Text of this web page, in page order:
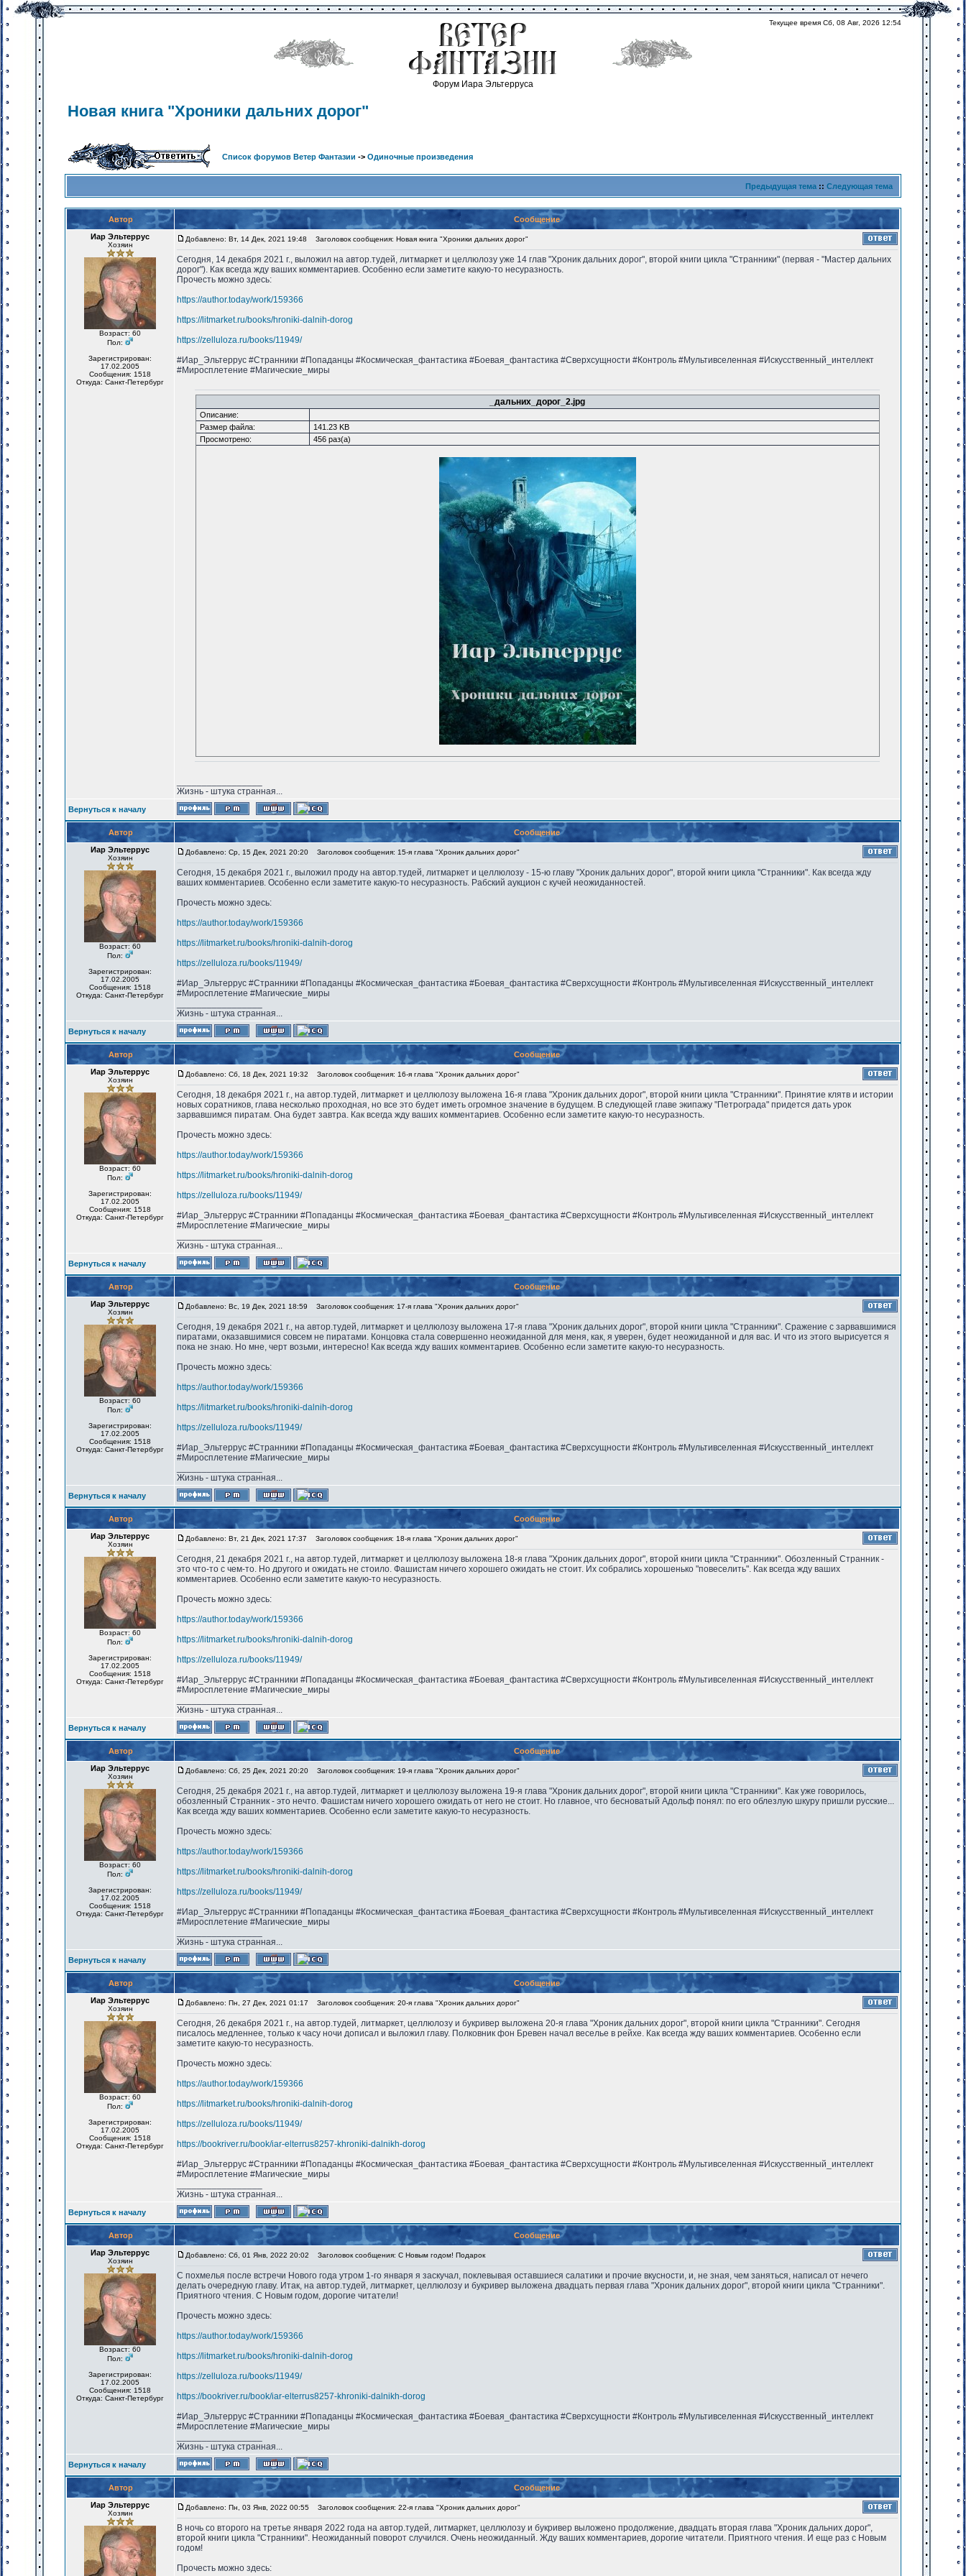
Форум Иара Эльтерруса
Текущее время Сб, 08 Авг, 2026 12:54
Новая книга "Хроники дальних дорог"
Список форумов Ветер Фантазии -> Одиночные произведения
Предыдущая тема :: Следующая тема
Автор
Сообщение
Иар Эльтеррус
Хозяин
Возраст: 60
Пол:
Зарегистрирован:
17.02.2005
Сообщения: 1518
Откуда: Санкт-Петербург
Добавлено: Вт, 14 Дек, 2021 19:48 Заголовок сообщения: Новая книга "Хроники дальних дорог"
Сегодня, 14 декабря 2021 г., выложил на автор.тудей, литмаркет и целлюлозу уже 14 глав "Хроник дальних дорог", второй книги цикла "Странники" (первая - "Мастер дальних
дорог"). Как всегда жду ваших комментариев. Особенно если заметите какую-то несуразность.
Прочесть можно здесь:
https://author.today/work/159366
https://litmarket.ru/books/hroniki-dalnih-dorog
https://zelluloza.ru/books/11949/
#Иар_Эльтеррус #Странники #Попаданцы #Космическая_фантастика #Боевая_фантастика #Сверхсущности #Контроль #Мультивселенная #Искусственный_интеллект
#Миросплетение #Магические_миры
_дальних_дорог_2.jpg
Описание:
Размер файла:
141.23 KB
Просмотрено:
456 раз(а)
Жизнь - штука странная...
Вернуться к началу
Автор
Сообщение
Иар Эльтеррус
Хозяин
Возраст: 60
Пол:
Зарегистрирован:
17.02.2005
Сообщения: 1518
Откуда: Санкт-Петербург
Добавлено: Ср, 15 Дек, 2021 20:20 Заголовок сообщения: 15-я глава "Хроник дальних дорог"
Сегодня, 15 декабря 2021 г., выложил проду на автор.тудей, литмаркет и целлюлозу - 15-ю главу "Хроник дальних дорог", второй книги цикла "Странники". Как всегда жду
ваших комментариев. Особенно если заметите какую-то несуразность. Рабский аукцион с кучей неожиданностей.
Прочесть можно здесь:
https://author.today/work/159366
https://litmarket.ru/books/hroniki-dalnih-dorog
https://zelluloza.ru/books/11949/
#Иар_Эльтеррус #Странники #Попаданцы #Космическая_фантастика #Боевая_фантастика #Сверхсущности #Контроль #Мультивселенная #Искусственный_интеллект
#Миросплетение #Магические_миры
Жизнь - штука странная...
Вернуться к началу
Автор
Сообщение
Иар Эльтеррус
Хозяин
Возраст: 60
Пол:
Зарегистрирован:
17.02.2005
Сообщения: 1518
Откуда: Санкт-Петербург
Добавлено: Сб, 18 Дек, 2021 19:32 Заголовок сообщения: 16-я глава "Хроник дальних дорог"
Сегодня, 18 декабря 2021 г., на автор.тудей, литмаркет и целлюлозу выложена 16-я глава "Хроник дальних дорог", второй книги цикла "Странники". Принятие клятв и истории
новых соратников, глава несколько проходная, но все это будет иметь огромное значение в будущем. В следующей главе экипажу "Петрограда" придется дать урок
зарвавшимся пиратам. Она будет завтра. Как всегда жду ваших комментариев. Особенно если заметите какую-то несуразность.
Прочесть можно здесь:
https://author.today/work/159366
https://litmarket.ru/books/hroniki-dalnih-dorog
https://zelluloza.ru/books/11949/
#Иар_Эльтеррус #Странники #Попаданцы #Космическая_фантастика #Боевая_фантастика #Сверхсущности #Контроль #Мультивселенная #Искусственный_интеллект
#Миросплетение #Магические_миры
Жизнь - штука странная...
Вернуться к началу
Автор
Сообщение
Иар Эльтеррус
Хозяин
Возраст: 60
Пол:
Зарегистрирован:
17.02.2005
Сообщения: 1518
Откуда: Санкт-Петербург
Добавлено: Вс, 19 Дек, 2021 18:59 Заголовок сообщения: 17-я глава "Хроник дальних дорог"
Сегодня, 19 декабря 2021 г., на автор.тудей, литмаркет и целлюлозу выложена 17-я глава "Хроник дальних дорог", второй книги цикла "Странники". Сражение с зарвавшимися
пиратами, оказавшимися совсем не пиратами. Концовка стала совершенно неожиданной для меня, как, я уверен, будет неожиданной и для вас. И что из этого вырисуется я
пока не знаю. Но мне, черт возьми, интересно! Как всегда жду ваших комментариев. Особенно если заметите какую-то несуразность.
Прочесть можно здесь:
https://author.today/work/159366
https://litmarket.ru/books/hroniki-dalnih-dorog
https://zelluloza.ru/books/11949/
#Иар_Эльтеррус #Странники #Попаданцы #Космическая_фантастика #Боевая_фантастика #Сверхсущности #Контроль #Мультивселенная #Искусственный_интеллект
#Миросплетение #Магические_миры
Жизнь - штука странная...
Вернуться к началу
Автор
Сообщение
Иар Эльтеррус
Хозяин
Возраст: 60
Пол:
Зарегистрирован:
17.02.2005
Сообщения: 1518
Откуда: Санкт-Петербург
Добавлено: Вт, 21 Дек, 2021 17:37 Заголовок сообщения: 18-я глава "Хроник дальних дорог"
Сегодня, 21 декабря 2021 г., на автор.тудей, литмаркет и целлюлозу выложена 18-я глава "Хроник дальних дорог", второй книги цикла "Странники". Обозленный Странник -
это что-то с чем-то. Но другого и ожидать не стоило. Фашистам ничего хорошего ожидать не стоит. Их собрались хорошенько "повеселить". Как всегда жду ваших
комментариев. Особенно если заметите какую-то несуразность.
Прочесть можно здесь:
https://author.today/work/159366
https://litmarket.ru/books/hroniki-dalnih-dorog
https://zelluloza.ru/books/11949/
#Иар_Эльтеррус #Странники #Попаданцы #Космическая_фантастика #Боевая_фантастика #Сверхсущности #Контроль #Мультивселенная #Искусственный_интеллект
#Миросплетение #Магические_миры
Жизнь - штука странная...
Вернуться к началу
Автор
Сообщение
Иар Эльтеррус
Хозяин
Возраст: 60
Пол:
Зарегистрирован:
17.02.2005
Сообщения: 1518
Откуда: Санкт-Петербург
Добавлено: Сб, 25 Дек, 2021 20:20 Заголовок сообщения: 19-я глава "Хроник дальних дорог"
Сегодня, 25 декабря 2021 г., на автор.тудей, литмаркет и целлюлозу выложена 19-я глава "Хроник дальних дорог", второй книги цикла "Странники". Как уже говорилось,
обозленный Странник - это нечто. Фашистам ничего хорошего ожидать от него не стоит. Но главное, что бесноватый Адольф понял: по его облезлую шкуру пришли русские...
Как всегда жду ваших комментариев. Особенно если заметите какую-то несуразность.
Прочесть можно здесь:
https://author.today/work/159366
https://litmarket.ru/books/hroniki-dalnih-dorog
https://zelluloza.ru/books/11949/
#Иар_Эльтеррус #Странники #Попаданцы #Космическая_фантастика #Боевая_фантастика #Сверхсущности #Контроль #Мультивселенная #Искусственный_интеллект
#Миросплетение #Магические_миры
Жизнь - штука странная...
Вернуться к началу
Автор
Сообщение
Иар Эльтеррус
Хозяин
Возраст: 60
Пол:
Зарегистрирован:
17.02.2005
Сообщения: 1518
Откуда: Санкт-Петербург
Добавлено: Пн, 27 Дек, 2021 01:17 Заголовок сообщения: 20-я глава "Хроник дальних дорог"
Сегодня, 26 декабря 2021 г., на автор.тудей, литмаркет, целлюлозу и букривер выложена 20-я глава "Хроник дальних дорог", второй книги цикла "Странники". Сегодня
писалось медленнее, только к часу ночи дописал и выложил главу. Полковник фон Бревен начал веселье в рейхе. Как всегда жду ваших комментариев. Особенно если
заметите какую-то несуразность.
Прочесть можно здесь:
https://author.today/work/159366
https://litmarket.ru/books/hroniki-dalnih-dorog
https://zelluloza.ru/books/11949/
https://bookriver.ru/book/iar-elterrus8257-khroniki-dalnikh-dorog
#Иар_Эльтеррус #Странники #Попаданцы #Космическая_фантастика #Боевая_фантастика #Сверхсущности #Контроль #Мультивселенная #Искусственный_интеллект
#Миросплетение #Магические_миры
Жизнь - штука странная...
Вернуться к началу
Автор
Сообщение
Иар Эльтеррус
Хозяин
Возраст: 60
Пол:
Зарегистрирован:
17.02.2005
Сообщения: 1518
Откуда: Санкт-Петербург
Добавлено: Сб, 01 Янв, 2022 20:02 Заголовок сообщения: С Новым годом! Подарок
С похмелья после встречи Нового года утром 1-го января я заскучал, поклевывая оставшиеся салатики и прочие вкусности, и, не зная, чем заняться, написал от нечего
делать очередную главу. Итак, на автор.тудей, литмаркет, целлюлозу и букривер выложена двадцать первая глава "Хроник дальних дорог", второй книги цикла "Странники".
Приятного чтения. С Новым годом, дорогие читатели!
Прочесть можно здесь:
https://author.today/work/159366
https://litmarket.ru/books/hroniki-dalnih-dorog
https://zelluloza.ru/books/11949/
https://bookriver.ru/book/iar-elterrus8257-khroniki-dalnikh-dorog
#Иар_Эльтеррус #Странники #Попаданцы #Космическая_фантастика #Боевая_фантастика #Сверхсущности #Контроль #Мультивселенная #Искусственный_интеллект
#Миросплетение #Магические_миры
Жизнь - штука странная...
Вернуться к началу
Автор
Сообщение
Иар Эльтеррус
Хозяин
Добавлено: Пн, 03 Янв, 2022 00:55 Заголовок сообщения: 22-я глава "Хроник дальних дорог"
В ночь со второго на третье января 2022 года на автор.тудей, литмаркет, целлюлозу и букривер выложено продолжение, двадцать вторая глава "Хроник дальних дорог",
второй книги цикла "Странники". Неожиданный поворот случился. Очень неожиданный. Жду ваших комментариев, дорогие читатели. Приятного чтения. И еще раз с Новым
годом!
Прочесть можно здесь: